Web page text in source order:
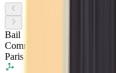
Bail
Commercial
Paris